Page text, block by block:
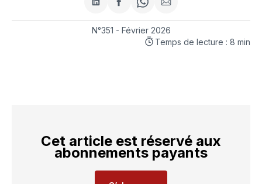
Partager
sur
LinkedIn
Partager
sur
Facebook
Share
on
WhatsApp
Partager
par
courriel
N°351 - Février 2026
Temps de lecture : 8 min
Cet article est réservé aux
abonnements payants